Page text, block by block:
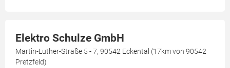
Elektro Schulze GmbH
Martin-Luther-Straße 5 - 7, 90542 Eckental (17km von 90542
Pretzfeld)